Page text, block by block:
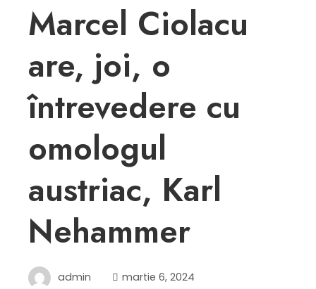
Marcel Ciolacu
are, joi, o
întrevedere cu
omologul
austriac, Karl
Nehammer
admin
martie 6, 2024